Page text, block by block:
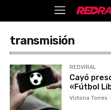
transmisión
REDVIRAL
Cayó
«Fútbol
Victoria Torres -